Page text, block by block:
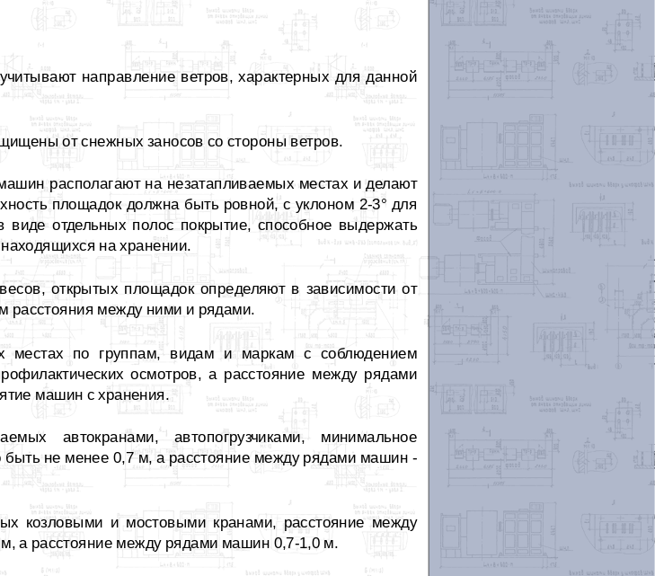
направление ветров, характерных для данной
от снежных заносов со стороны ветров.
располагают на незатапливаемых местах и делают
площадок должна быть ровной, с уклоном 2-3° для
отдельных полос покрытие, способное выдержать
на хранении.
открытых площадок определяют в зависимости от
расстояния между ними и рядами.
местах по группам, видам и маркам с соблюдением
осмотров, а расстояние между рядами
машин с хранения.
автокранами, автопогрузчиками, минимальное
не менее 0,7 м, а расстояние между рядами машин -
козловыми и мостовыми кранами, расстояние между
а расстояние между рядами машин 0,7-1,0 м.